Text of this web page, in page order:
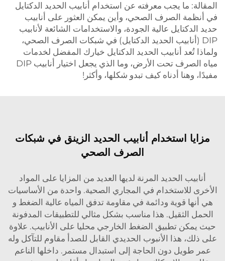
المقالة: ما يجب معرفته عن استخدام أنابيب الحديد الدكتايل
في أنظمة الصرف الصحي، وأين يمكن العثور على أنابيب
حديد الدكتايل عالية الجودة، والاستخدامات الشائعة لأنابيب
DIP (أنابيب الحديد الدكتايل) في شبكات الصرف الصحي،
ولماذا تُعد أنابيب الحديد الدكتايل خيارك المفضل لخدمات
مياه الصرف تحت الأرض، وما الذي يجعل اختيار أنابيب DIP
مفيدًا، وهنا أدناه كيف تبدو شكلها، وأكثر!
مزايا استخدام أنابيب الحديد الزينق في شبكات
الصرف الصحي
أنابيب الحديد المرنة لديها العديد من المزايا على المواد
الأخرى للاستخدام في المجاري الصحية. واحدة من الأساسيات
هي أنها قوية ودائمة في مقاومة تدفق المياه عالية الضغط و
الحمل الثقيل. هذا مناسب بشكل مثالي للتطبيقات المدفونة
حيث يمكن تطبيق الضغط الخارجي محليا على الأنابيب. علاوة
على ذلك، هذا الأنبوب الحديدي القابل للصدأ مقاوم للتآكل وله
عمر طويل دون الحاجة إلى استبدال مستمر. داخلها الناعم